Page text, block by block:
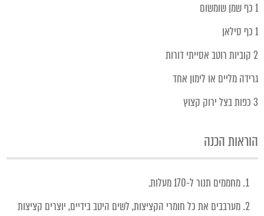
1 כף שמן שומשום
1 כף סילאן
2 קוביות רוטב אסייתי דורות
גרידה מליים או לימון אחד
3 כפות בצל ירוק קצוץ
הוראות הכנה
מחממים תנור ל-170 מעלות.
מערבבים את כל חומרי הקציצות, לשים היטב בידיים, יוצרים קציצות